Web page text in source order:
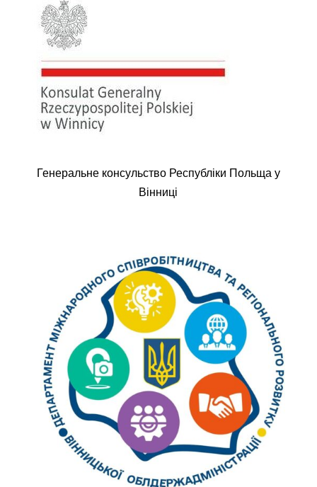
Генеральне консульство Республіки Польща у
Вінниці